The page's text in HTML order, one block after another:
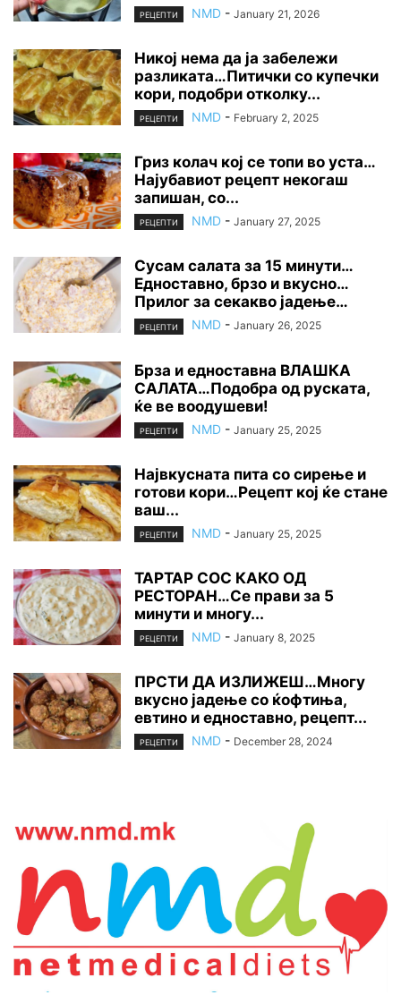
РЕЦЕПТИ NMD - January 21, 2026
Никој нема да ја забележи
разликата…Питички со купечки
кори, подобри отколку...
РЕЦЕПТИ NMD - February 2, 2025
Гриз колач кој се топи во уста…
Најубавиот рецепт некогаш
запишан, со...
РЕЦЕПТИ NMD - January 27, 2025
Сусам салата за 15 минути…
Едноставно, брзо и вкусно…
Прилог за секакво јадење…
РЕЦЕПТИ NMD - January 26, 2025
Брза и едноставна ВЛАШКА
САЛАТА…Подобра од руската,
ќе ве воодушеви!
РЕЦЕПТИ NMD - January 25, 2025
Највкусната пита со сирење и
готови кори…Рецепт кој ќе стане
ваш...
РЕЦЕПТИ NMD - January 25, 2025
ТАРТАР СОС КАКО ОД
РЕСТОРАН…Се прави за 5
минути и многу...
РЕЦЕПТИ NMD - January 8, 2025
ПРСТИ ДА ИЗЛИЖЕШ…Многу
вкусно јадење со ќофтиња,
евтино и едноставно, рецепт...
РЕЦЕПТИ NMD - December 28, 2024